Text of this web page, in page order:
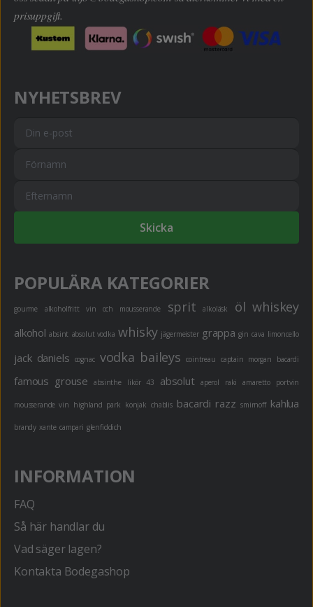
prisuppgift.
NYHETSBREV
Skicka
POPULÄRA KATEGORIER
gourme alkoholfritt vin och mousserande sprit alkoläsk öl whiskey
alkohol absint absolut vodka whisky jägermeister grappa gin cava limoncello
jack daniels cognac vodka baileys cointreau captain morgan bacardi
famous grouse absinthe likör 43 absolut aperol raki amaretto portvin
mousserande vin highland park konjak chablis bacardi razz smirnoff kahlua
brandy xante campari glenfiddich
INFORMATION
FAQ
Så här handlar du
Vad säger lagen?
Kontakta Bodegashop